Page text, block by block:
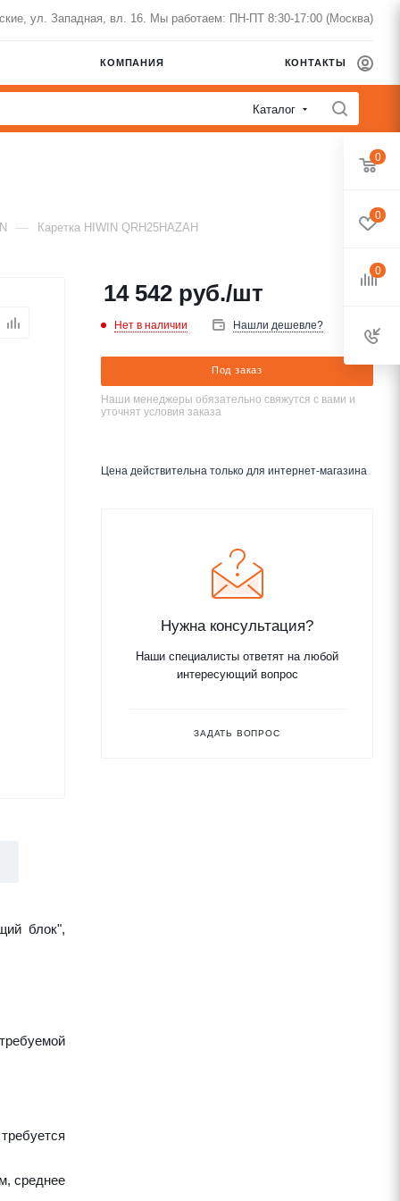
ул. Западная, вл. 16. Мы работаем: ПН-ПТ 8:30-17:00 (Москва)
КОМПАНИЯ КОНТАКТЫ
Каталог
— Каретка HIWIN QRH25HAZAH
блок",
среднее
14 542 руб./шт
Нет в наличии Нашли дешевле?
Под заказ
Наши менеджеры обязательно свяжутся с вами и
уточнят условия заказа
Цена действительна только для интернет-магазина
Нужна консультация?
Наши специалисты ответят на любой
интересующий вопрос
ЗАДАТЬ ВОПРОС
0
0
0